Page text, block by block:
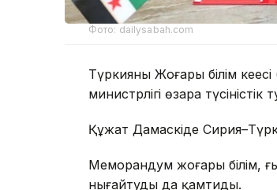
Фото: dailysabah.com
Түркияның Жоғары білім
министрлігі өзара
Құжат Дамаскіде
Меморандум жоғары білім,
нығайтуды да қамтиды.